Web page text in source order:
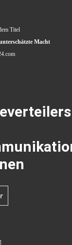
Titel
Macht